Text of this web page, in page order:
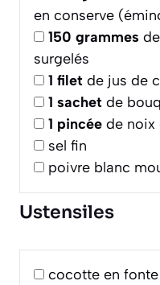
en conserve
150 grammes
surgelés
1 filet de jus de
1 sachet de
1 pincée de noix
sel fin
poivre blanc
Ustensiles
cocotte en fonte